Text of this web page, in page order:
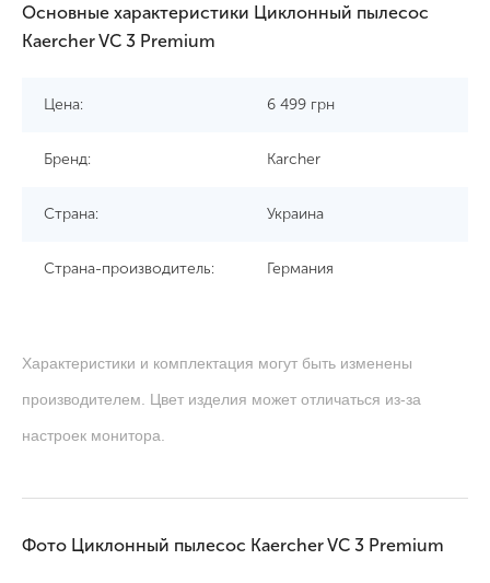
Основные характеристики Циклонный пылесос
Kaercher VC 3 Premium
Цена: 6 499 грн
Бренд: Karcher
Страна: Украина
Страна-производитель: Германия
Характеристики и комплектация могут быть изменены
производителем. Цвет изделия может отличаться из-за
настроек монитора.
Фото Циклонный пылесос Kaercher VC 3 Premium